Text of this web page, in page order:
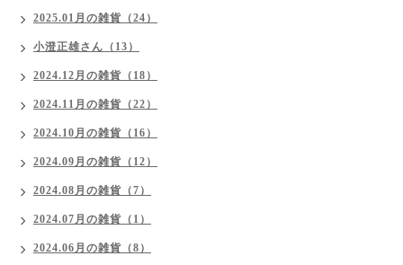
2025.01月の雑貨（24）
小澄正雄さん（13）
2024.12月の雑貨（18）
2024.11月の雑貨（22）
2024.10月の雑貨（16）
2024.09月の雑貨（12）
2024.08月の雑貨（7）
2024.07月の雑貨（1）
2024.06月の雑貨（8）